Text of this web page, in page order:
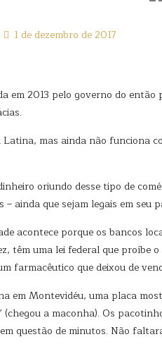
1 de dezembro de 2017
2013 pelo governo do
mas ainda não funciona
oriundo desse tipo de
ainda que sejam legais em seu
acontece porque os bancos
têm uma lei federal que
farmacêutico que deixou de
em Montevidéu, uma placa
a maconha). Os
questão de minutos. Não